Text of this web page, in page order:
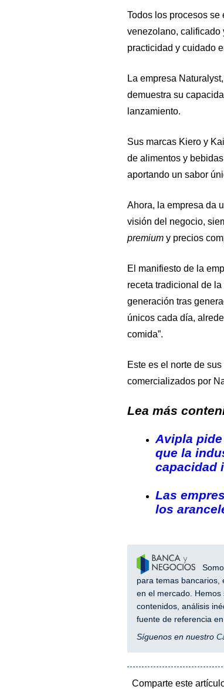
Todos los procesos
venezolano, calificado
practicidad y cuidado
La empresa
demuestra su
lanzamiento.
Sus marcas Kiero y
de alimentos y
aportando un sabor
Ahora, la empresa da
visión del negocio,
premiumy precios
El manifiesto de la
receta tradicional de
generación tras
únicos cada día,
comida”.
Este es el norte de
comercializados por
Lea más
Avipla
que la
capacidad
Las
los
para temas bancarios,
en el mercado.
contenidos, análisis
fuente de referencia
Síguenos en nuestro
Comparte este